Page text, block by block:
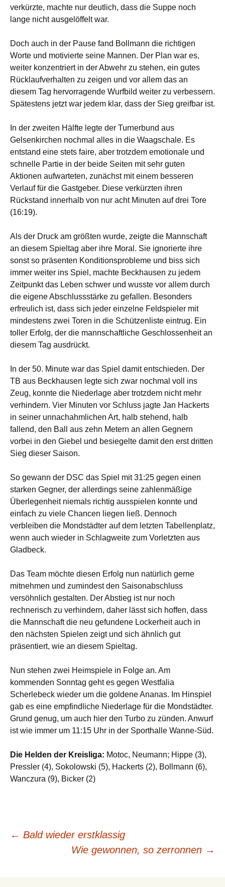
verkürzte, machte nur deutlich, dass die Suppe noch
lange nicht ausgelöffelt war.
Doch auch in der Pause fand Bollmann die richtigen
Worte und motivierte seine Mannen. Der Plan war es,
weiter konzentriert in der Abwehr zu stehen, ein gutes
Rücklaufverhalten zu zeigen und vor allem das an
diesem Tag hervorragende Wurfbild weiter zu verbessern.
Spätestens jetzt war jedem klar, dass der Sieg greifbar ist.
In der zweiten Hälfte legte der Turnerbund aus
Gelsenkirchen nochmal alles in die Waagschale. Es
entstand eine stets faire, aber trotzdem emotionale und
schnelle Partie in der beide Seiten mit sehr guten
Aktionen aufwarteten, zunächst mit einem besseren
Verlauf für die Gastgeber. Diese verkürzten ihren
Rückstand innerhalb von nur acht Minuten auf drei Tore
(16:19).
Als der Druck am größten wurde, zeigte die Mannschaft
an diesem Spieltag aber ihre Moral. Sie ignorierte ihre
sonst so präsenten Konditionsprobleme und biss sich
immer weiter ins Spiel, machte Beckhausen zu jedem
Zeitpunkt das Leben schwer und wusste vor allem durch
die eigene Abschlussstärke zu gefallen. Besonders
erfreulich ist, dass sich jeder einzelne Feldspieler mit
mindestens zwei Toren in die Schützenliste eintrug. Ein
toller Erfolg, der die mannschaftliche Geschlossenheit an
diesem Tag ausdrückt.
In der 50. Minute war das Spiel damit entschieden. Der
TB aus Beckhausen legte sich zwar nochmal voll ins
Zeug, konnte die Niederlage aber trotzdem nicht mehr
verhindern. Vier Minuten vor Schluss jagte Jan Hackerts
in seiner unnachahmlichen Art, halb stehend, halb
fallend, den Ball aus zehn Metern an allen Gegnern
vorbei in den Giebel und besiegelte damit den erst dritten
Sieg dieser Saison.
So gewann der DSC das Spiel mit 31:25 gegen einen
starken Gegner, der allerdings seine zahlenmäßige
Überlegenheit niemals richtig ausspielen konnte und
einfach zu viele Chancen liegen ließ. Dennoch
verbleiben die Mondstädter auf dem letzten Tabellenplatz,
wenn auch wieder in Schlagweite zum Vorletzten aus
Gladbeck.
Das Team möchte diesen Erfolg nun natürlich gerne
mitnehmen und zumindest den Saisonabschluss
versöhnlich gestalten. Der Abstieg ist nur noch
rechnerisch zu verhindern, daher lässt sich hoffen, dass
die Mannschaft die neu gefundene Lockerheit auch in
den nächsten Spielen zeigt und sich ähnlich gut
präsentiert, wie an diesem Spieltag.
Nun stehen zwei Heimspiele in Folge an. Am
kommenden Sonntag geht es gegen Westfalia
Scherlebeck wieder um die goldene Ananas. Im Hinspiel
gab es eine empfindliche Niederlage für die Mondstädter.
Grund genug, um auch hier den Turbo zu zünden. Anwurf
ist wie immer um 11:15 Uhr in der Sporthalle Wanne-Süd.
Die Helden der Kreisliga: Motoc, Neumann; Hippe (3),
Pressler (4), Sokolowski (5), Hackerts (2), Bollmann (6),
Wanczura (9), Bicker (2)
Beitragsnavigation
← Bald wieder erstklassig
Wie gewonnen, so zerronnen →